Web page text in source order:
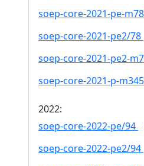
soep-core-2021-pe-
soep-core-2021-pe2/78
soep-core-2021-pe2-
soep-core-2021-p-
2022:
soep-core-2022-pe/94
soep-core-2022-pe2/94